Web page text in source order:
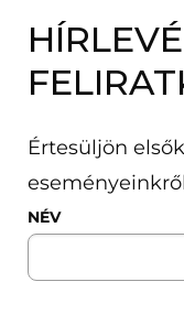
Értesüljön
NÉV